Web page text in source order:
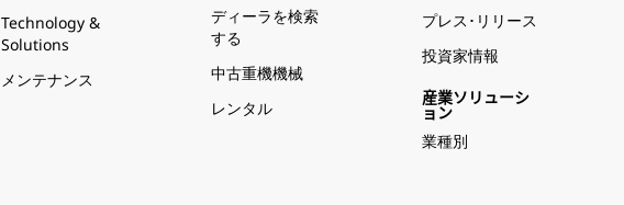
Technology &
Solutions
メンテナンス
ディーラを検索
する
中古重機機械
レンタル
プレス･リリース
投資家情報
産業ソリューシ
ョン
業種別